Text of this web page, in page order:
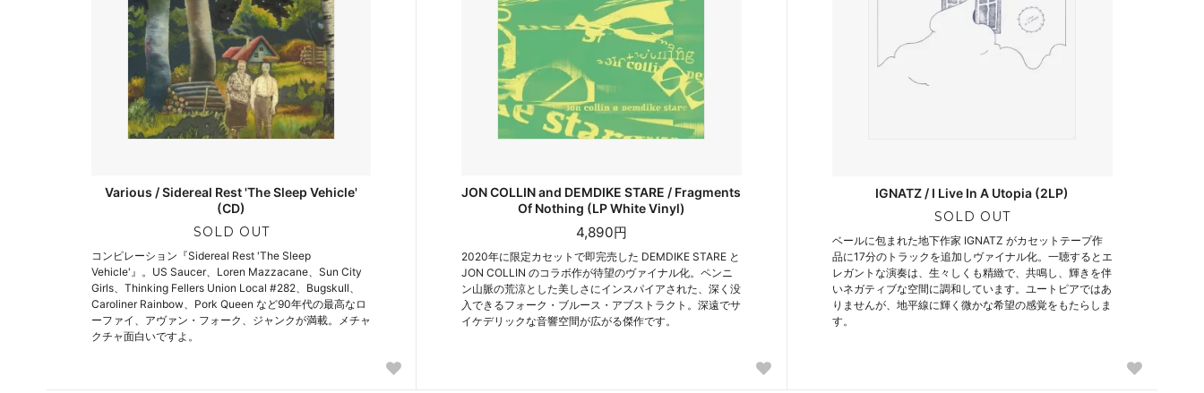
Various / Sidereal Rest 'The Sleep Vehicle'
(CD)
SOLD OUT
コンピレーション『Sidereal Rest 'The Sleep
Vehicle'』。US Saucer、Loren Mazzacane、Sun City
Girls、Thinking Fellers Union Local #282、Bugskull、
Caroliner Rainbow、Pork Queen など90年代の最高なロ
ーファイ、アヴァン・フォーク、ジャンクが満載。メチャ
クチャ面白いですよ。
JON COLLIN and DEMDIKE STARE / Fragments
Of Nothing (LP White Vinyl)
4,890円
2020年に限定カセットで即完売した DEMDIKE STARE と
JON COLLIN のコラボ作が待望のヴァイナル化。ペンニ
ン山脈の荒涼とした美しさにインスパイアされた、深く没
入できるフォーク・ブルース・アブストラクト。深遠でサ
イケデリックな音響空間が広がる傑作です。
IGNATZ / I Live In A Utopia (2LP)
SOLD OUT
ベールに包まれた地下作家 IGNATZ がカセットテープ作
品に17分のトラックを追加しヴァイナル化。一聴するとエ
レガントな演奏は、生々しくも精緻で、共鳴し、輝きを伴
いネガティブな空間に調和しています。ユートピアではあ
りませんが、地平線に輝く微かな希望の感覚をもたらしま
す。